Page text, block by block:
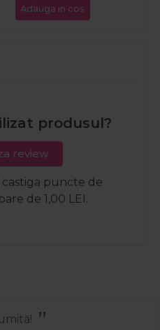
Adauga in cos
produsul?
review
castiga puncte de
de 1,00 LEI.